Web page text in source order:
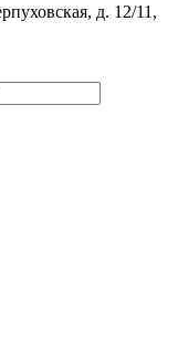
д. 12/11,